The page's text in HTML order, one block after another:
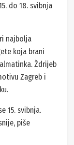
do 18. svibnja
najbolja
koja brani
Ždrijeb
Zagreb i
15. svibnja.
piše